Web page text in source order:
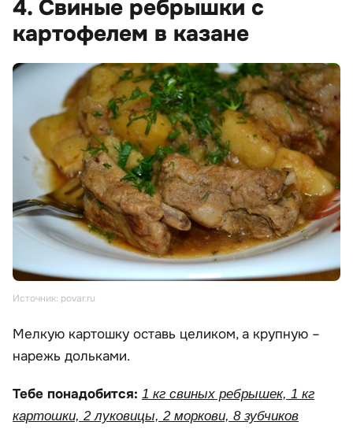
4. Свиные ребрышки с
картофелем в казане
Источник: povar.ru
Мелкую картошку оставь целиком, а крупную –
нарежь дольками.
Тебе понадобится: 1 кг свиных ребрышек, 1 кг
картошки, 2 луковицы, 2 моркови, 8 зубчиков